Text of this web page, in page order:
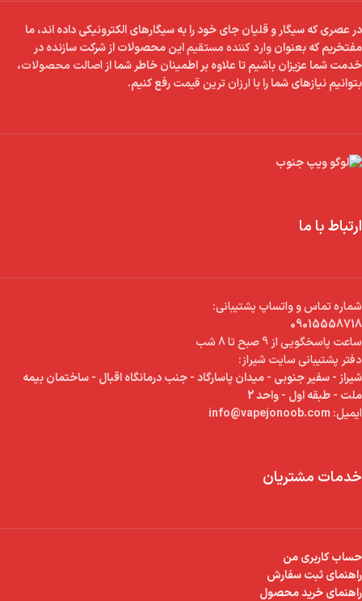
در عصری که سیگار و قلیان جای خود را به سیگارهای الکترونیکی داده اند، ما
مفتخریم که بعنوانوارد کننده مستقیماین محصولات از شرکت سازنده در
خدمت شما عزیزان باشیم تا علاوه بر اطمینان خاطر شما از اصالت محصولات،
بتوانیم نیازهای شما را باارزان ترین قیمترفع کنیم.
ارتباط با ما
شماره تماس و واتساپ پشتیبانی:
09015558718
ساعت پاسخگویی از 9 صبح تا 8 شب
دفتر پشتیبانی سایت شیراز:
شیراز - سفیر جنوبی - میدان پاسارگاد - جنب درمانگاه اقبال - ساختمان بیمه
ملت - طبقه اول - واحد 2
ایمیل:
خدمات مشتریان
حساب کاربری من
راهنمای ثبت سفارش
راهنمای خرید محصول